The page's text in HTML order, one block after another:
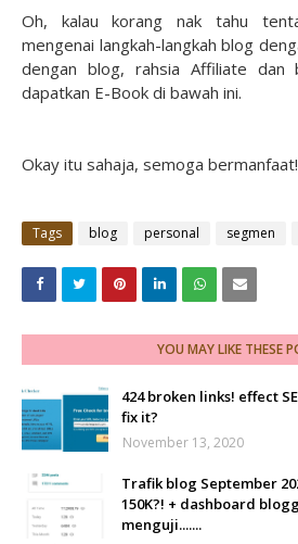
Oh, kalau korang nak tahu
mengenai langkah-langkah blog
dengan blog, rahsia Affiliate dan
dapatkan E-Book di bawah ini.
Okay itu sahaja, semoga
Tags blog personal segmen
YOU MAY LIKE THESE
424 broken links! effect
fix it?
November 13, 2020
Trafik blog September
150K?! + dashboard
menguji.......